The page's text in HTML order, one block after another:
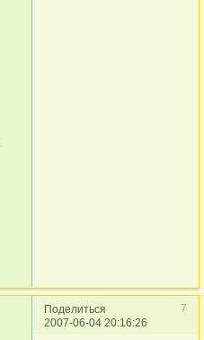
Поделиться
7
2007-06-04 20:16:26